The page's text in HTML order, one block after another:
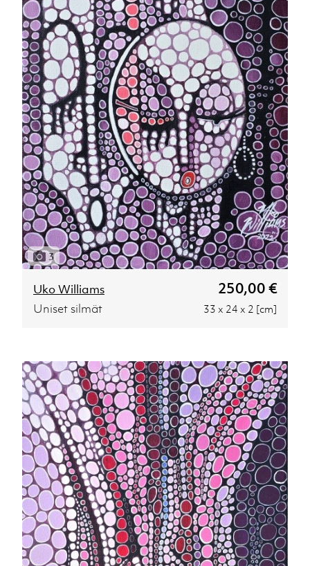
3
Uko Williams 250,00 €
Uniset silmät 33 x 24 x 2 [cm]